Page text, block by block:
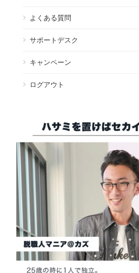
よくある質問
サポートデスク
キャンペーン
ログアウト